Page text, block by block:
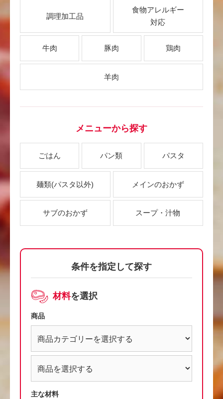
調理加工品
食物アレルギー
対応
牛肉 豚肉 鶏肉
羊肉
メニューから探す
ごはん パン類 パスタ
麺類(パスタ以外) メインのおかず
サブのおかず スープ・汁物
条件を指定して探す
材料を選択
商品
主な材料